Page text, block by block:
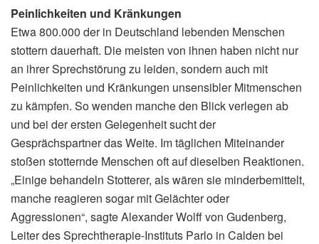
Peinlichkeiten und Kränkungen
Etwa 800.000 der in Deutschland lebenden Menschen
stottern dauerhaft. Die meisten von ihnen haben nicht nur
an ihrer Sprechstörung zu leiden, sondern auch mit
Peinlichkeiten und Kränkungen unsensibler Mitmenschen
zu kämpfen. So wenden manche den Blick verlegen ab
und bei der ersten Gelegenheit sucht der
Gesprächspartner das Weite. Im täglichen Miteinander
stoßen stotternde Menschen oft auf dieselben Reaktionen.
„Einige behandeln Stotterer, als wären sie minderbemittelt,
manche reagieren sogar mit Gelächter oder
Aggressionen“, sagte Alexander Wolff von Gudenberg,
Leiter des Sprechtherapie-Instituts Parlo in Calden bei